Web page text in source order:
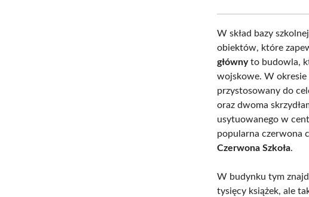
W skład bazy
obiektów, które
głównyto budowla,
wojskowe. W okresie
przystosowany do
oraz dwoma
usytuowanego w
popularna czerwona
Czerwona Szkoła.
W budynku tym
tysięcy książek, ale